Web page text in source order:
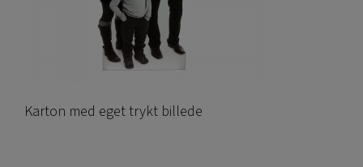
Karton med eget trykt billede